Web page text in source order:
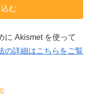
む
に Akismet を使って
の詳細はこちらをご覧